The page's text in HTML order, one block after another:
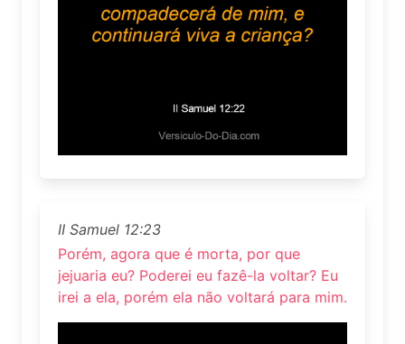
II Samuel 12:23
Porém, agora que é morta, por que
jejuaria eu? Poderei eu fazê-la voltar? Eu
irei a ela, porém ela não voltará para mim.